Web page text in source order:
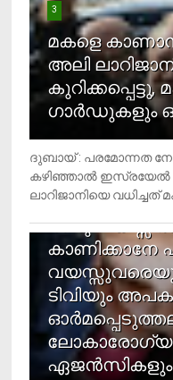
3
മകളെ
അലി
ഗാര്‍ഡുകളും
ദുബായ് : പരമോന്നത
കഴിഞ്ഞാല്‍ ഇസ്രയേല്‍
ലാറിജാനിയെ വധിച്ചത്
4
രണ്ടു
ടിവിയും
ലോകാരോഗ്യ
ഏജന്‍സികളും